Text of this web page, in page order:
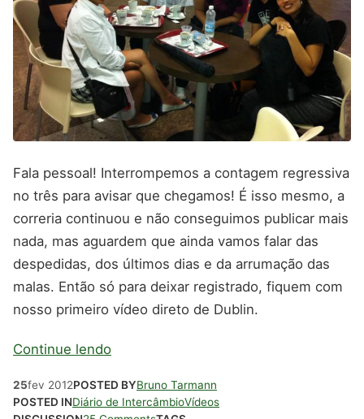
Fala pessoal! Interrompemos a contagem regressiva
no três para avisar que chegamos! É isso mesmo, a
correria continuou e não conseguimos publicar mais
nada, mas aguardem que ainda vamos falar das
despedidas, dos últimos dias e da arrumação das
malas. Então só para deixar registrado, fiquem com
nosso primeiro vídeo direto de Dublin.
Continue lendo
25fev 2012POSTED BYBruno Tarmann
POSTED INDiário de IntercâmbioVídeos